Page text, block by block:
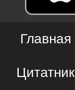
Главная
Цитатник